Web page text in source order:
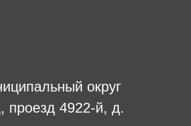
округ
проезд 4922-й, д.